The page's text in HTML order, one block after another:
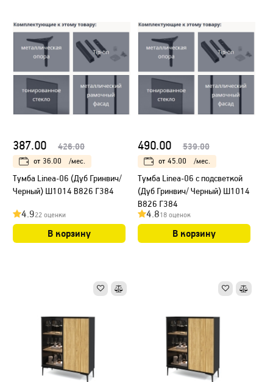
387.00 426.00
от 36.00 /мес.
Тумба Linea-06 (Дуб Гринвич/
Черный) Ш1014 В826 Г384
4.922 оценки
В корзину
490.00 539.00
от 45.00 /мес.
Тумба Linea-06 с подсветкой
(Дуб Гринвич/ Черный) Ш1014
В826 Г384
4.818 оценок
В корзину